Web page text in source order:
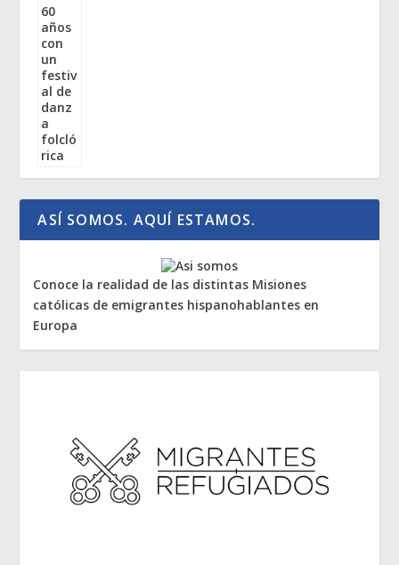
ASÍ SOMOS. AQUÍ ESTAMOS.
Conoce la realidad de las distintas Misiones
católicas de emigrantes hispanohablantes en
Europa